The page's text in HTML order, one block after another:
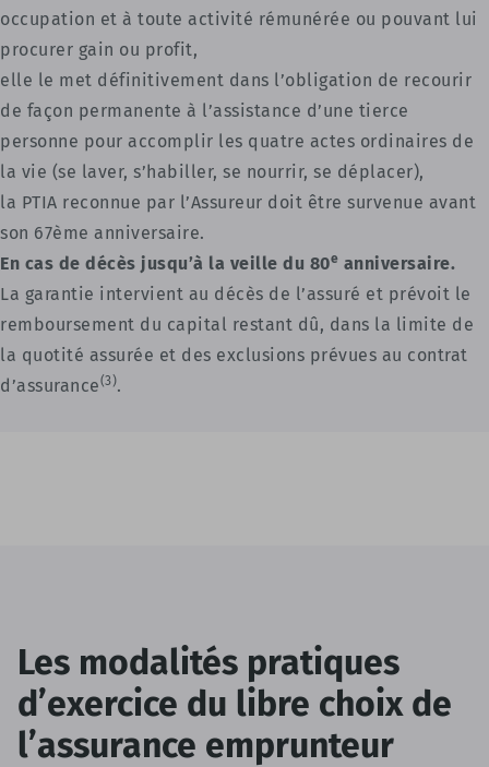
occupation et à toute activité rémunérée ou pouvant lui
procurer gain ou profit,
elle le met définitivement dans l’obligation de recourir
de façon permanente à l’assistance d’une tierce
personne pour accomplir les quatre actes ordinaires de
la vie (se laver, s’habiller, se nourrir, se déplacer),
la PTIA reconnue par l’Assureur doit être survenue avant
son 67ème anniversaire.
En cas de décès jusqu’à la veille du 80e anniversaire.
La garantie intervient au décès de l’assuré et prévoit le
remboursement du capital restant dû, dans la limite de
la quotité assurée et des exclusions prévues au contrat
d’assurance(3).
Les modalités pratiques
d’exercice du libre choix de
l’assurance emprunteur